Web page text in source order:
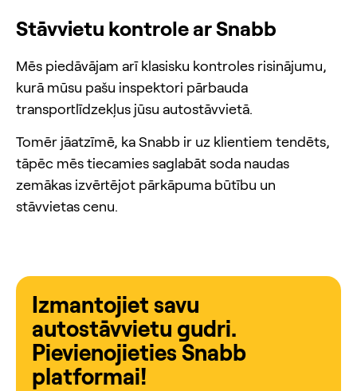
Stāvvietu kontrole ar Snabb
Mēs piedāvājam arī klasisku kontroles risinājumu,
kurā mūsu pašu inspektori pārbauda
transportlīdzekļus jūsu autostāvvietā.
Tomēr jāatzīmē, ka Snabb ir uz klientiem tendēts,
tāpēc mēs tiecamies saglabāt soda naudas
zemākas izvērtējot pārkāpuma būtību un
stāvvietas cenu.
Izmantojiet savu
autostāvvietu gudri.
Pievienojieties Snabb
platformai!